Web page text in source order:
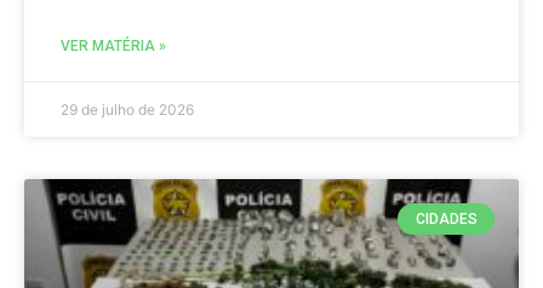
VER MATÉRIA »
29 de julho de 2026
CIDADES